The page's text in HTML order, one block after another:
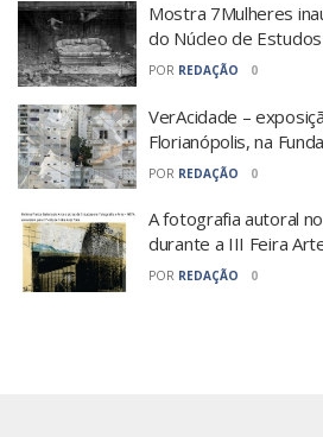
Mostra 7Mulheres
do Núcleo de
POR REDAÇÃO 0
VerAcidade –
Florianópolis, na
POR REDAÇÃO 0
A fotografia autoral
durante a III Feira
POR REDAÇÃO 0